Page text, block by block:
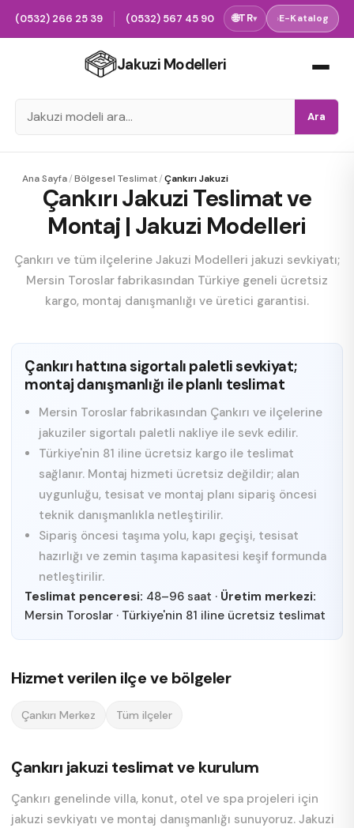
(0532) 266 25 39 (0532) 567 45 90 🌐TR▾ ›E-Katalog
Jakuzi Modelleri
Ara
Ana Sayfa/Bölgesel Teslimat/Çankırı Jakuzi
Çankırı Jakuzi Teslimat ve
Montaj | Jakuzi Modelleri
Çankırı ve tüm ilçelerine Jakuzi Modelleri jakuzi sevkiyatı;
Mersin Toroslar fabrikasından Türkiye geneli ücretsiz
kargo, montaj danışmanlığı ve üretici garantisi.
Çankırı hattına sigortalı paletli sevkiyat;
montaj danışmanlığı ile planlı teslimat
Mersin Toroslar fabrikasından Çankırı ve ilçelerine
jakuziler sigortalı paletli nakliye ile sevk edilir.
Türkiye'nin 81 iline ücretsiz kargo ile teslimat
sağlanır. Montaj hizmeti ücretsiz değildir; alan
uygunluğu, tesisat ve montaj planı sipariş öncesi
teknik danışmanlıkla netleştirilir.
Sipariş öncesi taşıma yolu, kapı geçişi, tesisat
hazırlığı ve zemin taşıma kapasitesi keşif formunda
netleştirilir.
Teslimat penceresi: 48–96 saat · Üretim merkezi:
Mersin Toroslar · Türkiye'nin 81 iline ücretsiz teslimat
Hizmet verilen ilçe ve bölgeler
Çankırı Merkez Tüm ilçeler
Çankırı jakuzi teslimat ve kurulum
Çankırı genelinde villa, konut, otel ve spa projeleri için
jakuzi sevkiyatı ve montaj danışmanlığı sunuyoruz. Jakuzi